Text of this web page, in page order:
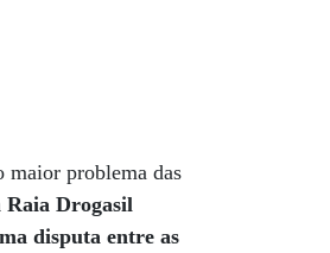
maior problema das
Raia Drogasil
disputa entre as